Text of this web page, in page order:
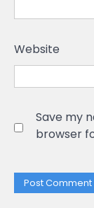
Website
Save my
browser